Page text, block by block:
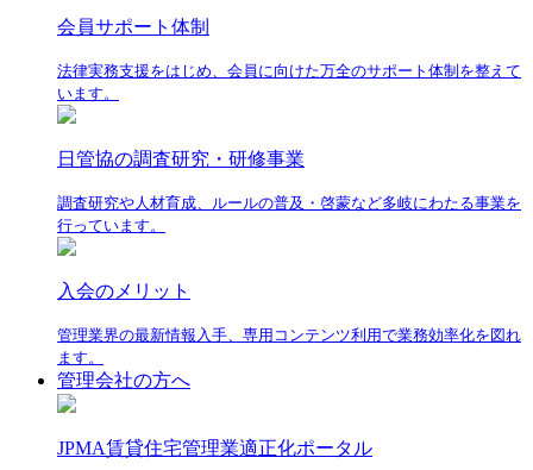
会員サポート体制
法律実務支援をはじめ、会員に向けた万全のサポート体制を整えて
います。
日管協の調査研究・研修事業
調査研究や人材育成、ルールの普及・啓蒙など多岐にわたる事業を
行っています。
入会のメリット
管理業界の最新情報入手、専用コンテンツ利用で業務効率化を図れ
ます。
管理会社の方へ
JPMA賃貸住宅管理業適正化ポータル